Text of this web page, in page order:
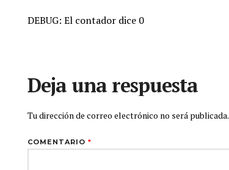
DEBUG: El contador dice 0
Deja una respuesta
Tu dirección de correo electrónico no será publicada.
COMENTARIO *